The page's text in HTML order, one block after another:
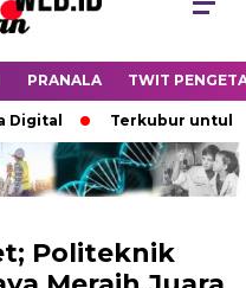
PRANALA TWIT
Terkubur untuk
Politeknik